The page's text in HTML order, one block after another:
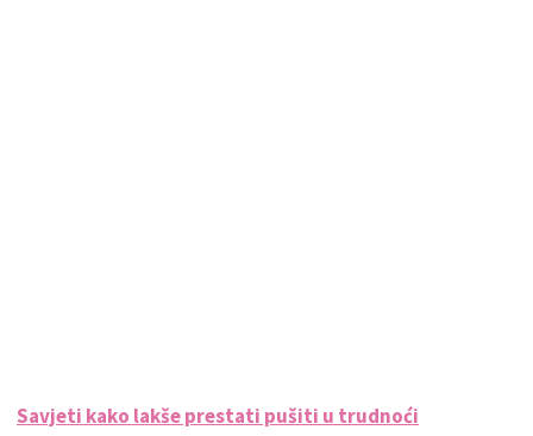
Savjeti kako lakše prestati pušiti u trudnoći